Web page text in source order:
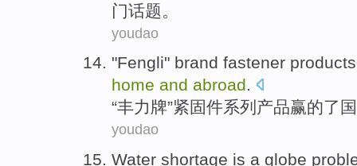
门话题 。
youdao
"Fengli" brand fastener products
home and abroad.
“丰力牌”紧固件系列 产品赢的了
youdao
Water shortage is a globe